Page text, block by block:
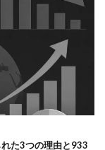
た3つの理由と933